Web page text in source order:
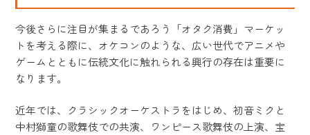
今後さらに注目が集まるであろう「オタク消費」マーケッ
トを考える際に、オケコンのような、広い世代でアニメや
ゲームとともに伝統文化に触れられる興行の存在は重要に
なります。
近年では、クラシックオーケストラをはじめ、初音ミクと
中村獅童の歌舞伎での共演、ワンピース歌舞伎の上演、宝